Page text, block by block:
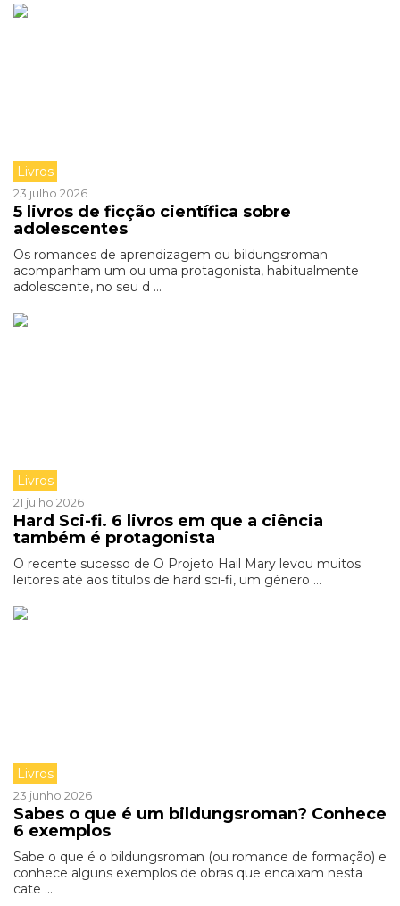
Livros
23 julho 2026
5 livros de ficção científica sobre
adolescentes
Os romances de aprendizagem ou bildungsroman
acompanham um ou uma protagonista, habitualmente
adolescente, no seu d ...
Livros
21 julho 2026
Hard Sci-fi. 6 livros em que a ciência
também é protagonista
O recente sucesso de O Projeto Hail Mary levou muitos
leitores até aos títulos de hard sci-fi, um género ...
Livros
23 junho 2026
Sabes o que é um bildungsroman? Conhece
6 exemplos
Sabe o que é o bildungsroman (ou romance de formação) e
conhece alguns exemplos de obras que encaixam nesta
cate ...